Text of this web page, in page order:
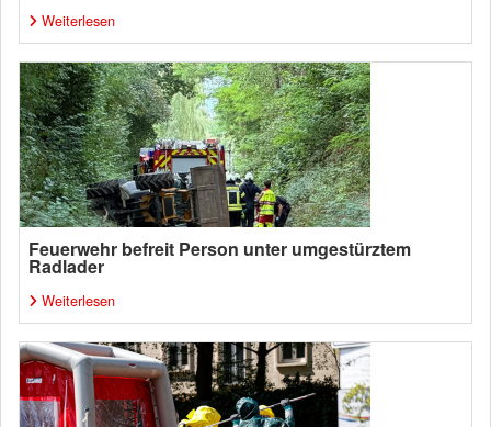
Weiterlesen
Feuerwehr befreit Person unter umgestürztem
Radlader
Weiterlesen